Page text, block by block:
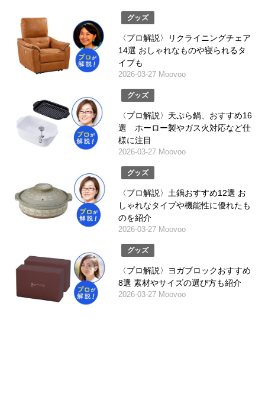
グッズ
〈プロ解説〉リクライニングチェア
14選 おしゃれなものや寝られるタ
イプも
2026-03-27 Moovoo
グッズ
〈プロ解説〉天ぷら鍋、おすすめ16
選 ホーロー製やガス火対応など仕
様に注目
2026-03-27 Moovoo
グッズ
〈プロ解説〉土鍋おすすめ12選 お
しゃれなタイプや機能性に優れたも
のを紹介
2026-03-27 Moovoo
グッズ
〈プロ解説〉ヨガブロックおすすめ
8選 素材やサイズの選び方も紹介
2026-03-27 Moovoo